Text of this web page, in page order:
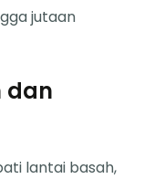
jutaan
dan
lantai basah,